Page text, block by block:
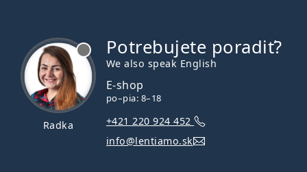
Radka
Potrebujete poradiť?
We also speak English
E-shop
po–pia: 8–18
+421 220 924 452
info@lentiamo.sk